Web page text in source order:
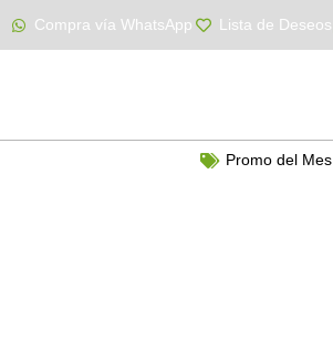
Compra vía WhatsApp Lista de Deseos
Promo del Mes